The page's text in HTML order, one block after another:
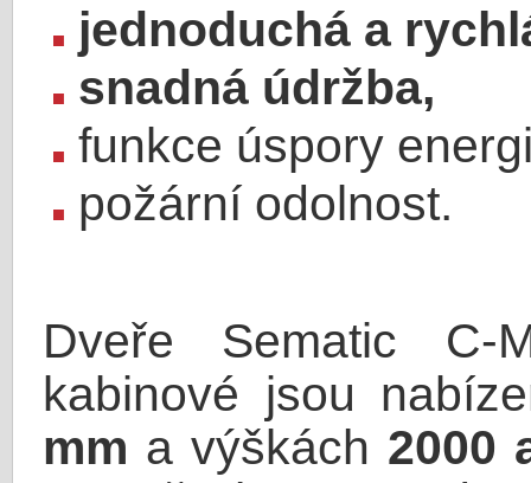
jednoduchá a
snadná údržba,
funkce úspory
požární odolnost.
Dveře Sematic C-
kabinové jsou
mm a výškách 2000